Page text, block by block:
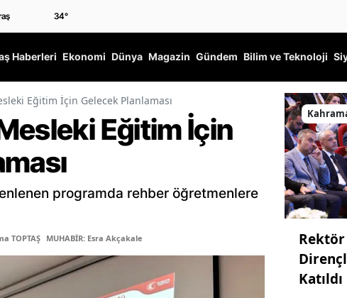
34°
Haberleri Ekonomi Dünya Magazin Gündem Bilim ve Teknoloji
Eğitim İçin Gelecek Planlaması
Eğitim İçin
programda rehber öğretmenlere
TOPTAŞ MUHABİR: Esra Akçakale
Rektör
Katıldı